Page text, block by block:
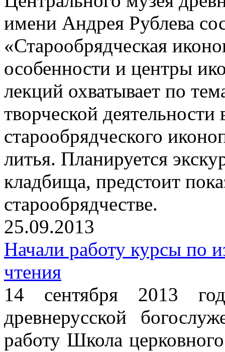
имени Андрея Рублева
«Старообрядческая
особенности и центры
лекций охватывает по
творческой
старообрядческого
литья. Планируется
кладбища, предстоит
старообрядчестве.
25.09.2013
Начали работу курсы по
чтения
14 сентября 2013
древнерусской
работу Школа